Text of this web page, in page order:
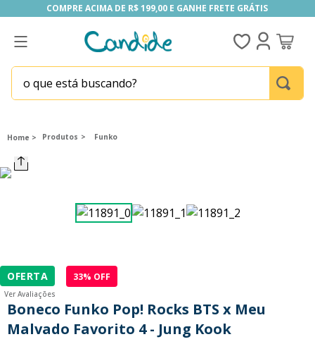
COMPRE ACIMA DE R$ 199,00 E GANHE FRETE GRÁTIS
COMPRE ACIMA DE R$ 199,00 E GANHE FRETE GRÁTIS
o que está buscando?
Produtos Funko
OFERTA 33% OFF
Ver Avaliações
Boneco Funko Pop! Rocks BTS x Meu
Malvado Favorito 4 - Jung Kook
4º
funko
7º
8
funko pop
9º
guerreiras kpop